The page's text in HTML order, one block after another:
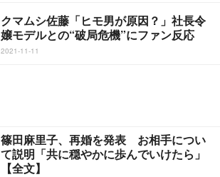
クマムシ佐藤「ヒモ男が原因？」社長令
嬢モデルとの“破局危機”にファン反応
2021-11-11
篠田麻里子、再婚を発表 お相手につい
て説明「共に穏やかに歩んでいけたら」
【全文】